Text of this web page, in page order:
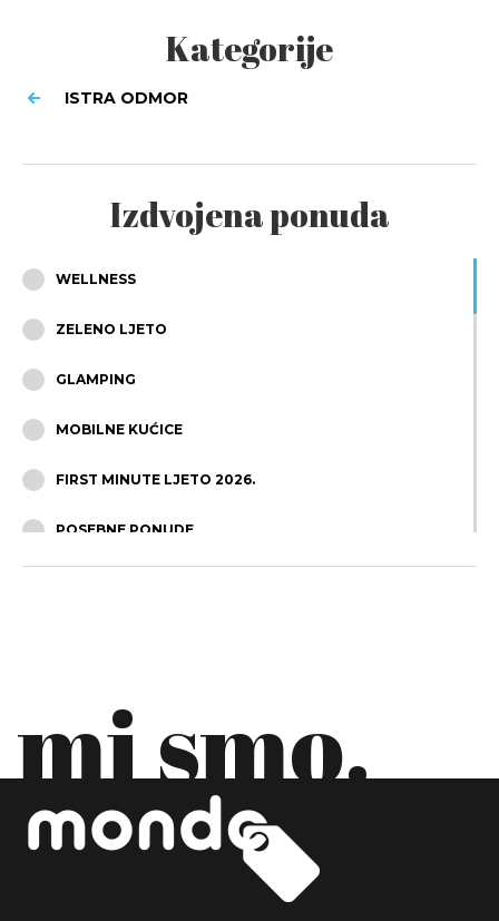
Kategorije
ISTRA ODMOR
Izdvojena ponuda
WELLNESS
ZELENO LJETO
GLAMPING
MOBILNE KUĆICE
FIRST MINUTE LJETO 2026.
POSEBNE PONUDE
MALI LUKSUZNI HOTELI/VILE
ALL INCLUSIVE - JADRAN
SPORTSKI KAMPOVI
mi smo.